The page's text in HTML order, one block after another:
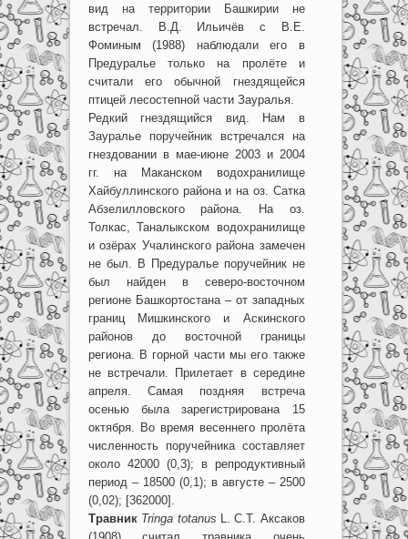
вид на территории Башкирии не
встречал. В.Д. Ильичёв с В.Е.
Фоминым (1988) наблюдали его в
Предуралье только на пролёте и
считали его обычной гнездящейся
птицей лесостепной части Зауралья.
Редкий гнездящийся вид. Нам в
Зауралье поручейник встречался на
гнездовании в мае-июне 2003 и 2004
гг. на Маканском водохранилище
Хайбуллинского района и на оз. Сатка
Абзелилловского района. На оз.
Толкас, Таналыкском водохранилище
и озёрах Учалинского района замечен
не был. В Предуралье поручейник не
был найден в северо-восточном
регионе Башкортостана – от западных
границ Мишкинского и Аскинского
районов до восточной границы
региона. В горной части мы его также
не встречали. Прилетает в середине
апреля. Самая поздняя встреча
осенью была зарегистрирована 15
октября. Во время весеннего пролёта
численность поручейника составляет
около 42000 (0,3); в репродуктивный
период – 18500 (0,1); в августе – 2500
(0,02); [362000].
Травник Tringa totanus L. С.Т. Аксаков